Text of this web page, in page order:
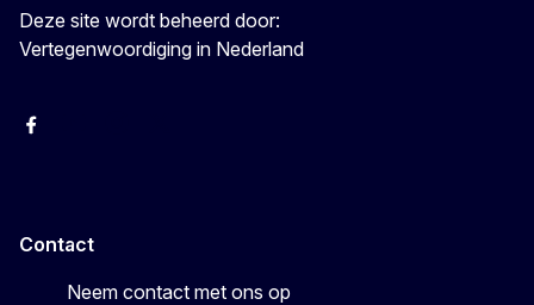
Deze site wordt beheerd door:
Vertegenwoordiging in Nederland
Facebook
Contact
Neem contact met ons op